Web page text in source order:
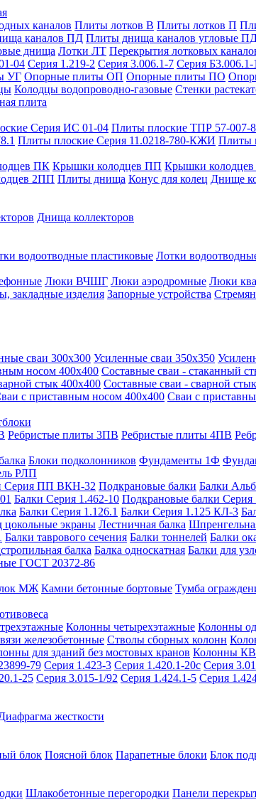
каналов Плиты лотков В Плиты лотков П
каналов ПД Плиты днища каналов угловые
днища Лотки ЛТ Перекрытия лотковых
04 Серия 1.219-2 Серия 3.006.1-7 Серия Б3.006.1-
УГ Опорные плиты ОП Опорные плиты ПО
Колодцы водопроводно-газовые Стенки
плита
Серия ИС 01-04 Плиты плоские ТПР 57-007-
Плиты плоские Серия 11.0218-780-КЖИ Плиты
ПК Крышки колодцев ПП Крышки
2ПП Плиты днища Конус для колец Днище
Днища коллекторов
водоотводные пластиковые Лотки
Люки ВЧШГ Люки аэродромные Люки
закладные изделия Запорные устройства
сваи 300х300 Усиленные сваи 350х350
носом 400х400 Составные сваи - стаканный
стык 400х400 Составные сваи - сварной
с приставным носом 400х400 Сваи с
Ребристые плиты 3ПВ Ребристые плиты 4ПВ
Блоки подколонников Фундаменты 1Ф
РЛП
Серия ПП ВКН-32 Подкрановые балки Балки
Балки Серия 1.462-10 Подкрановые балки Серия
Балки Серия 1.126.1 Балки Серия 1.125 КЛ-3
цокольные экраны Лестничная балка
Балки таврового сечения Балки тоннелей Балки
балка Балка односкатная Балки для
ГОСТ 20372-86
МЖ Камни бетонные бортовые Тумба
Колонны четырехэтажные Колонны
железобетонные Стволы сборных колонн
для зданий без мостовых кранов Колонны КВ
79 Серия 1.423-3 Серия 1.420.1-20с Серия
25 Серия 3.015-1/92 Серия 1.424.1-5 Серия
жесткости
блок Поясной блок Парапетные блоки Блок
Шлакобетонные перегородки Панели